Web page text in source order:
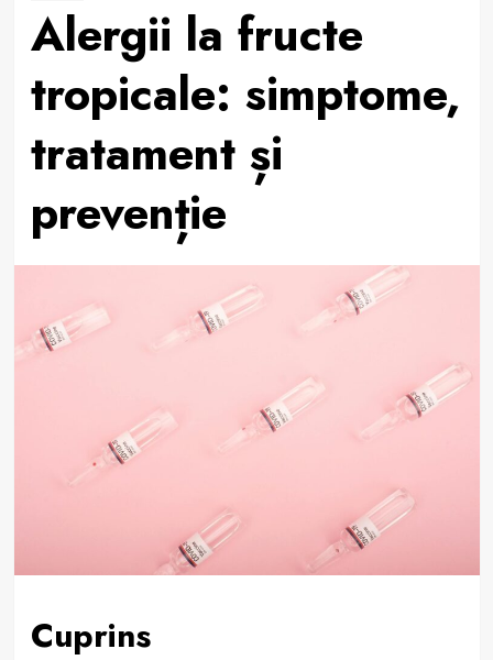
Alergii la fructe
tropicale: simptome,
tratament și
prevenție
Cuprins